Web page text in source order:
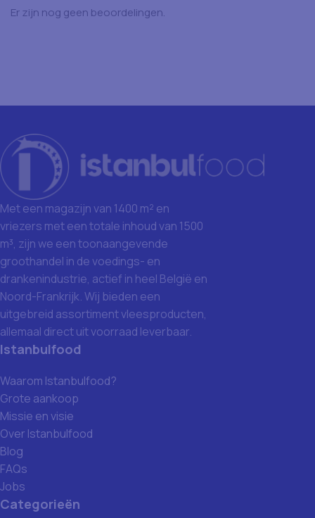
Er zijn nog geen beoordelingen.
Met een magazijn van 1400 m² en
vriezers met een totale inhoud van 1500
m³, zijn we een toonaangevende
groothandel in de voedings- en
drankenindustrie, actief in heel België en
Noord-Frankrijk. Wij bieden een
uitgebreid assortiment vleesproducten,
allemaal direct uit voorraad leverbaar.
Istanbulfood
Waarom Istanbulfood?
Grote aankoop
Missie en visie
Over Istanbulfood
Blog
FAQs
Jobs
Categorieën